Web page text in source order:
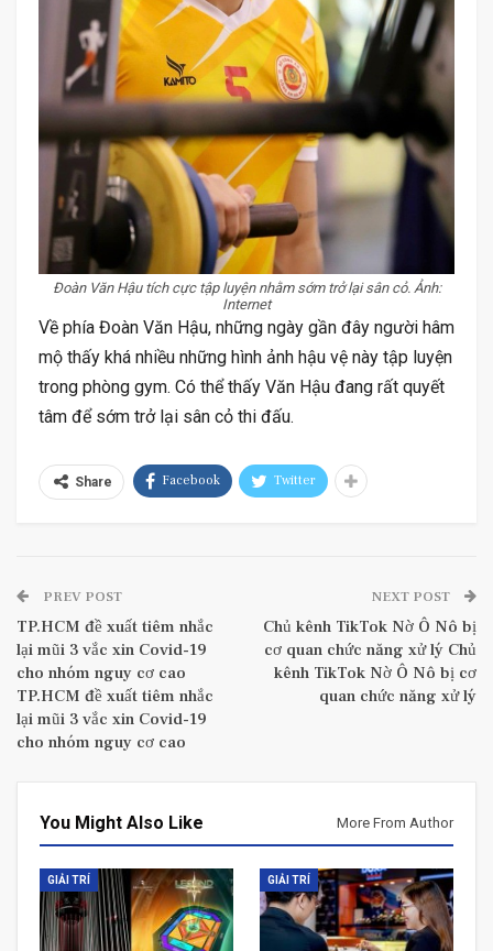
Đoàn Văn Hậu tích cực tập luyện nhằm sớm trở lại sân cỏ. Ảnh:
Internet
Về phía Đoàn Văn Hậu, những ngày gần đây người hâm
mộ thấy khá nhiều những hình ảnh hậu vệ này tập luyện
trong phòng gym. Có thể thấy Văn Hậu đang rất quyết
tâm để sớm trở lại sân cỏ thi đấu.
Share Facebook Twitter
PREV POST
TP.HCM đề xuất tiêm nhắc
lại mũi 3 vắc xin Covid-19
cho nhóm nguy cơ cao
TP.HCM đề xuất tiêm nhắc
lại mũi 3 vắc xin Covid-19
cho nhóm nguy cơ cao
NEXT POST
Chủ kênh TikTok Nờ Ô Nô bị
cơ quan chức năng xử lý Chủ
kênh TikTok Nờ Ô Nô bị cơ
quan chức năng xử lý
You Might Also Like More From Author
GIẢI TRÍ GIẢI TRÍ